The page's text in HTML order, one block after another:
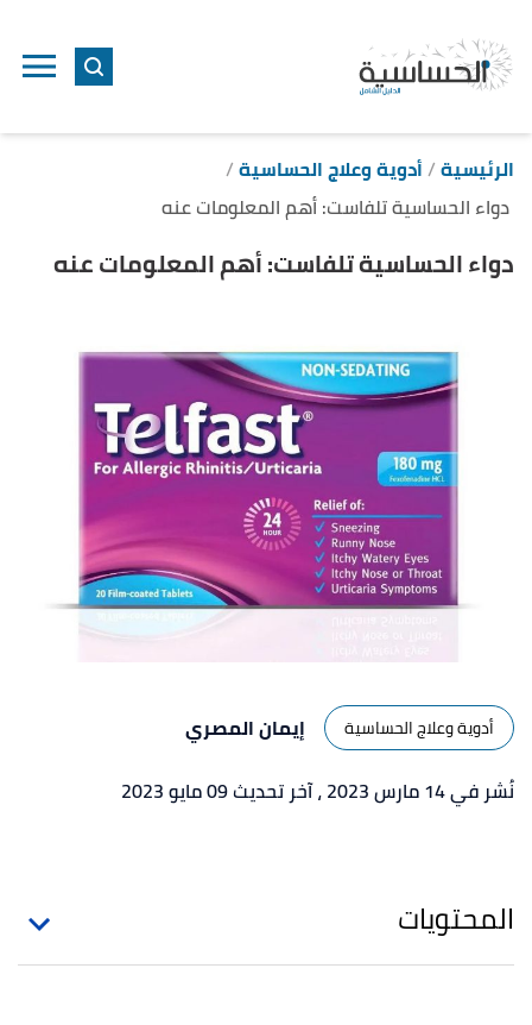
الرئيسية أدوية وعلاج الحساسية
دواء الحساسية تلفاست: أهم المعلومات عنه
دواء الحساسية تلفاست: أهم المعلومات عنه
أدوية وعلاج الحساسية
إيمان المصري
نُشر في 14 مارس 2023
، آخر تحديث 09 مايو 2023
المحتويات